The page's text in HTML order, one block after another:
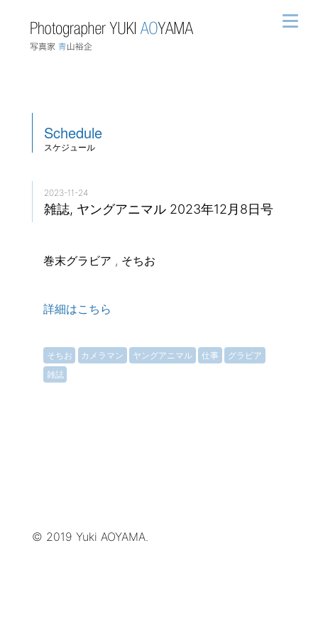
Schedule
スケジュール
2023-11-24
雑誌, ヤングアニマル 2023年12月8日号
巻末グラビア , そちお
詳細はこちら
そちお カメラマン ヤングアニマル 仕事
グラビア
雑誌
© 2019 Yuki AOYAMA.